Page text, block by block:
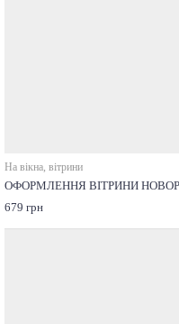
На вікна, вітрини
ОФОРМЛЕННЯ ВІТРИНИ
679 грн